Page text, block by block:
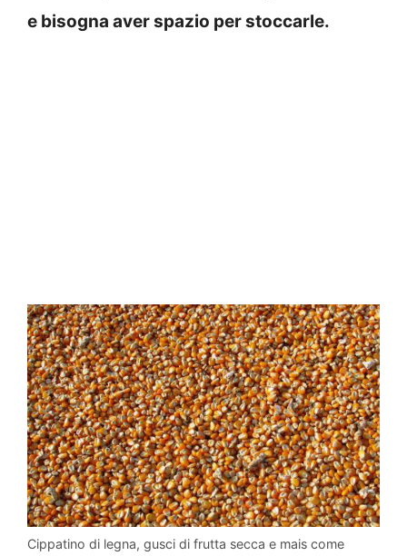
e bisogna aver spazio per stoccarle.
Cippatino di legna, gusci di frutta secca e mais come